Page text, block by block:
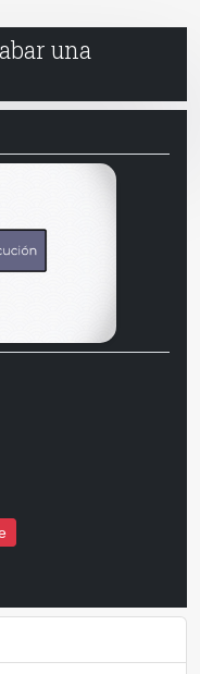
una